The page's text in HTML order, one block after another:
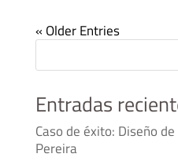
« Older Entries
Entradas
Caso de éxito: Diseño
Pereira